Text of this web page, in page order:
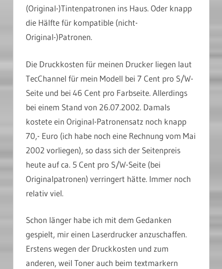
(Original-)Tintenpatronen ins Haus. Oder knapp
die Hälfte für kompatible (nicht-
Original-)Patronen.
Die Druckkosten für meinen Drucker liegen laut
TecChannel für mein Modell bei 7 Cent pro S/W-
Seite und bei 46 Cent pro Farbseite. Allerdings
bei einem Stand von 26.07.2002. Damals
kostete ein Original-Patronensatz noch knapp
70,- Euro (ich habe noch eine Rechnung vom Mai
2002 vorliegen), so dass sich der Seitenpreis
heute auf ca. 5 Cent pro S/W-Seite (bei
Originalpatronen) verringert hätte. Immer noch
relativ viel.
Schon länger habe ich mit dem Gedanken
gespielt, mir einen Laserdrucker anzuschaffen.
Erstens wegen der Druckkosten und zum
anderen, weil Toner auch beim textmarkern